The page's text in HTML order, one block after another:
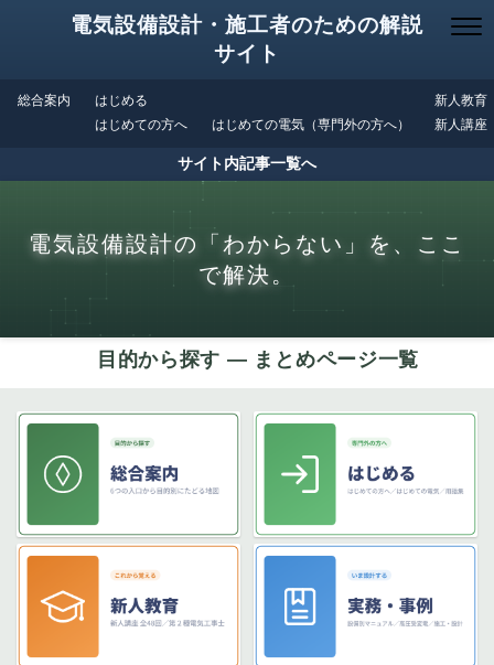
電気設備設計・施工者のための解説
サイト
総合案内
はじめる
はじめての方へ
はじめての電気（専門外の方へ）
新人教育
新人講座
サイト内記事一覧へ
電気設備設計の「わからない」を、ここ
で解決。